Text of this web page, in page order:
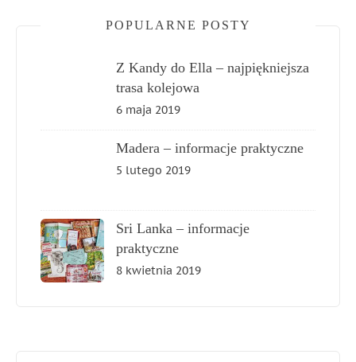
POPULARNE POSTY
Z Kandy do Ella – najpiękniejsza
trasa kolejowa
6 maja 2019
Madera – informacje praktyczne
5 lutego 2019
Sri Lanka – informacje
praktyczne
8 kwietnia 2019